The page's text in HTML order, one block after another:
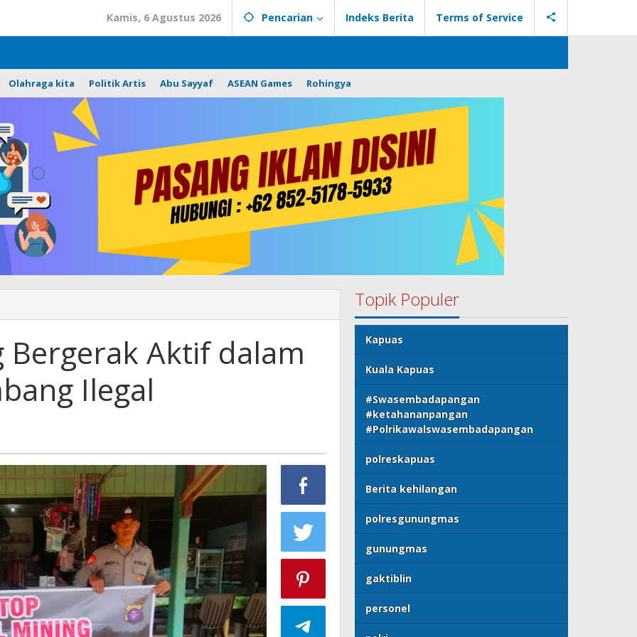
Kamis, 6 Agustus 2026 Pencarian Indeks Berita Terms of Service
Olahraga kita Politik Artis Abu Sayyaf ASEAN Games Rohingya
Bergerak Aktif dalam
Ilegal
Topik Populer
Kapuas
Kuala Kapuas
#Swasembadapangan
#ketahananpangan
#Polrikawalswasembadapangan
polreskapuas
Berita kehilangan
polresgunungmas
gunungmas
gaktiblin
personel